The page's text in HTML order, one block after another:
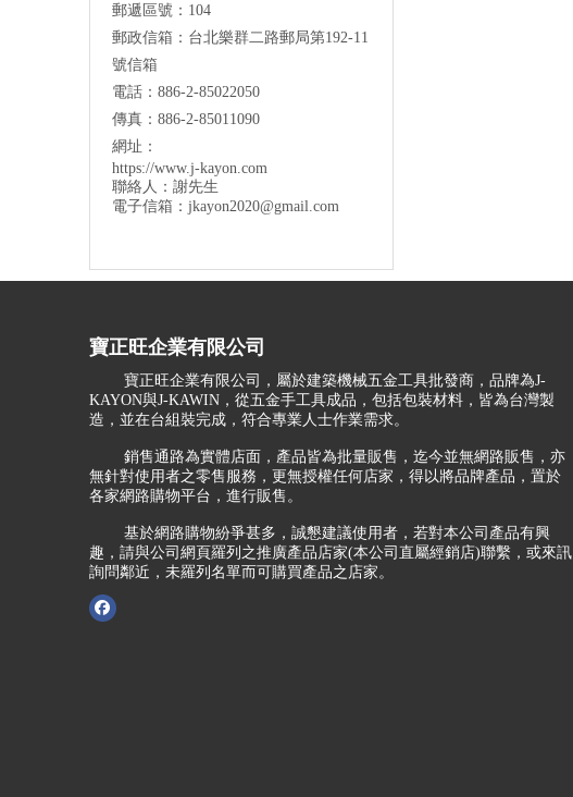
郵遞區號：104
郵政信箱：台北樂群二路郵局第192-11
號信箱
電話：886-2-85022050
傳真：886-2-85011090
網址：
https://www.j-kayon.com
聯絡人：謝先生
電子信箱： jkayon2020@gmail.com
寶正旺企業有限公司
寶正旺企業有限公司，屬於建築機械五金工具批發商，品牌為J-
KAYON與J-KAWIN，從五金手工具成品，包括包裝材料，皆為台灣製
造，並在台組裝完成，符合專業人士作業需求。
銷售通路為實體店面，產品皆為批量販售，迄今並無網路販售，亦
無針對使用者之零售服務，更無授權任何店家，得以將品牌產品，置於
各家網路購物平台，進行販售。
基於網路購物紛爭甚多，誠懇建議使用者，若對本公司產品有興
趣，請與公司網頁羅列之推廣產品店家(本公司直屬經銷店)聯繫，或來訊
詢問鄰近，未羅列名單而可購買產品之店家。